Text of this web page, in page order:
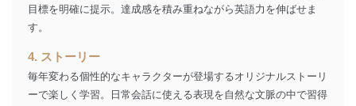
目標を明確に提示。達成感を積み重ねながら英語力を伸ばせま
す。
4. ストーリー
毎年変わる個性的なキャラクターが登場するオリジナルストーリ
ーで楽しく学習。日常会話に使える表現を自然な文脈の中で習得